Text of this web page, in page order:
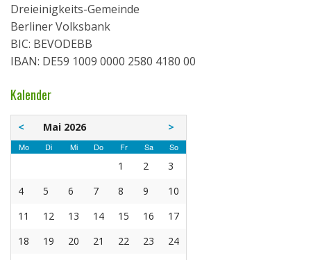
Dreieinigkeits-Gemeinde
Berliner Volksbank
BIC: BEVODEBB
IBAN: DE59 1009 0000 2580 4180 00
Kalender
< Mai 2026 >
Mo Di Mi Do Fr Sa So
1 2
3
4
5 6 7 8 9
10
11
12 13 14 15 16
17
18
19 20 21 22 23
24